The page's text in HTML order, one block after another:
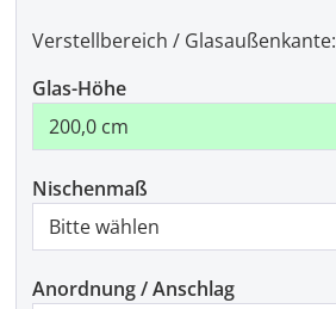
Verstellbereich / Glasaußenkante:
Glas-Höhe
Nischenmaß
Anordnung / Anschlag